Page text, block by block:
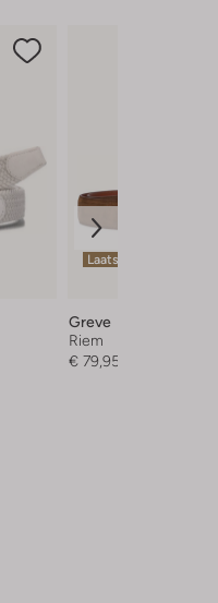
Laatste item
Greve
Riem
€ 79,95